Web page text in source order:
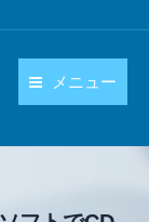
メニュー